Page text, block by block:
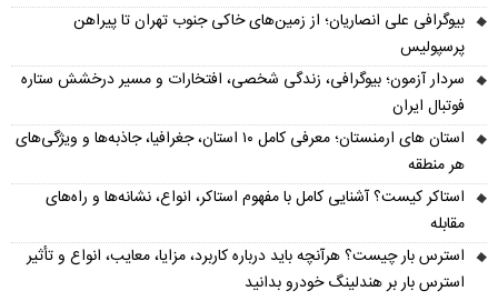
بیوگرافی علی انصاریان؛ از زمین‌های خاکی جنوب تهران تا پیراهن
پرسپولیس
سردار آزمون؛ بیوگرافی، زندگی شخصی، افتخارات و مسیر درخشش ستاره
فوتبال ایران
استان های ارمنستان؛ معرفی کامل ۱۰ استان، جغرافیا، جاذبه‌ها و ویژگی‌های
هر منطقه
استاکر کیست؟ آشنایی کامل با مفهوم استاکر، انواع، نشانه‌ها و راه‌های
مقابله
استرس بار چیست؟ هرآنچه باید درباره کاربرد، مزایا، معایب، انواع و تأثیر
استرس بار بر هندلینگ خودرو بدانید